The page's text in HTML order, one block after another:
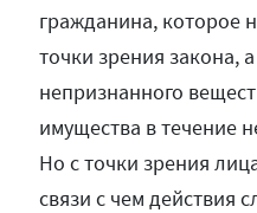
гражданина, которое
точки зрения закона,
непризнанного
имущества в течение
Но с точки зрения
связи с чем действия